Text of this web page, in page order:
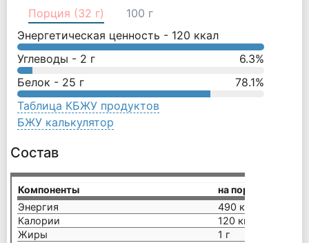
Порция (32 г)
100 г
Энергетическая ценность - 120 ккал
Углеводы - 2 г 6.3%
Белок - 25 г 78.1%
Таблица КБЖУ продуктов
БЖУ калькулятор
Состав
Компоненты
на порцию (32 г)
Энергия
490 кДж
Калории
120 ккал
Жиры
1 г